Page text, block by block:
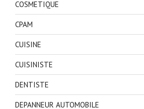
COSMETIQUE
CPAM
CUISINE
CUISINISTE
DENTISTE
DEPANNEUR AUTOMOBILE